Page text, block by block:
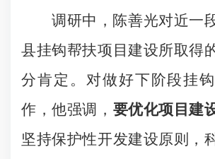
调研中，陈善光对近一
县挂钩帮扶项目建设所取得
分肯定。对做好下阶段挂
作，他强调， 要优化项目建
坚持保护性开发建设原则，